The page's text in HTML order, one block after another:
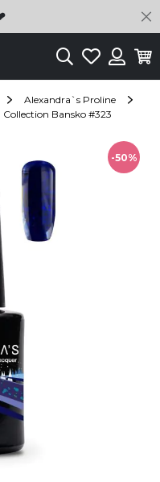
ТърсенеЛюбими
Alexandra`s Proline
Bansko #323
-50%